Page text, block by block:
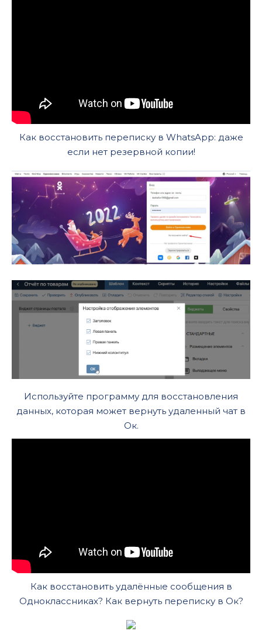
Как восстановить переписку в WhatsApp: даже
если нет резервной копии!
Используйте программу для восстановления
данных, которая может вернуть удаленный чат в
Ок.
Как восстановить удалённые сообщения в
Одноклассниках? Как вернуть переписку в Ок?